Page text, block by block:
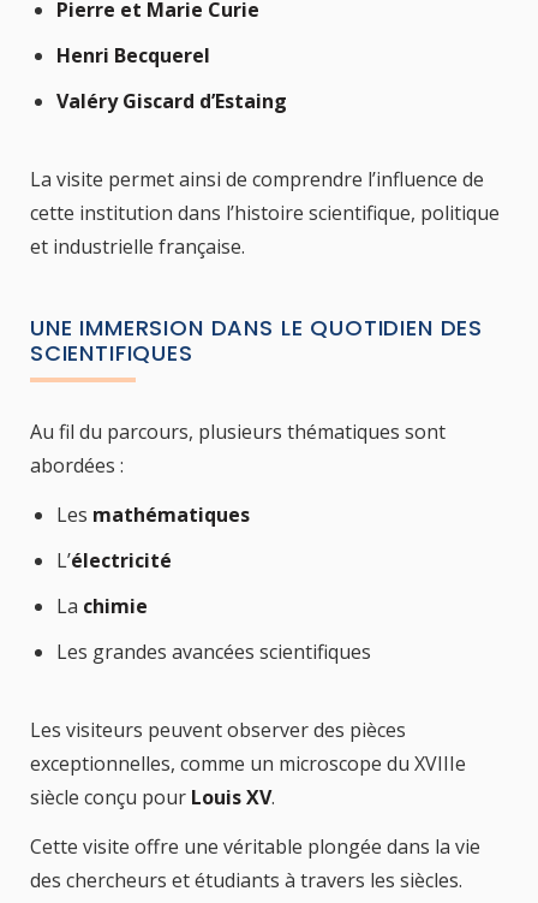
Pierre et Marie Curie
Henri Becquerel
Valéry Giscard d’Estaing
La visite permet ainsi de comprendre l’influence de
cette institution dans l’histoire scientifique, politique
et industrielle française.
UNE IMMERSION DANS LE QUOTIDIEN DES
SCIENTIFIQUES
Au fil du parcours, plusieurs thématiques sont
abordées :
Les mathématiques
L’électricité
La chimie
Les grandes avancées scientifiques
Les visiteurs peuvent observer des pièces
exceptionnelles, comme un microscope du XVIIIe
siècle conçu pour Louis XV.
Cette visite offre une véritable plongée dans la vie
des chercheurs et étudiants à travers les siècles.